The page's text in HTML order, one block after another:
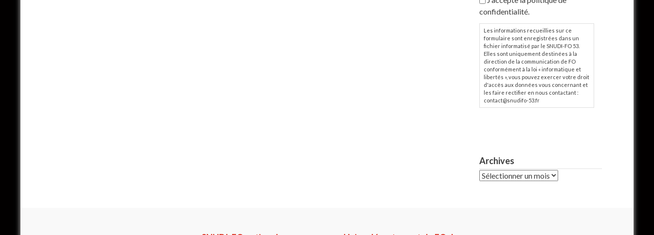
confidentialité.
Les informations recueillies sur ce
formulaire sont enregistrées dans un
fichier informatisé par le SNUDI-FO 53.
Elles sont uniquement destinées à la
direction de la communication de FO
conformément à la loi « informatique et
libertés », vous pouvez exercer votre droit
d'accès aux données vous concernant et
les faire rectifier en nous contactant :
contact@snudifo-53.fr
Archives
Archives